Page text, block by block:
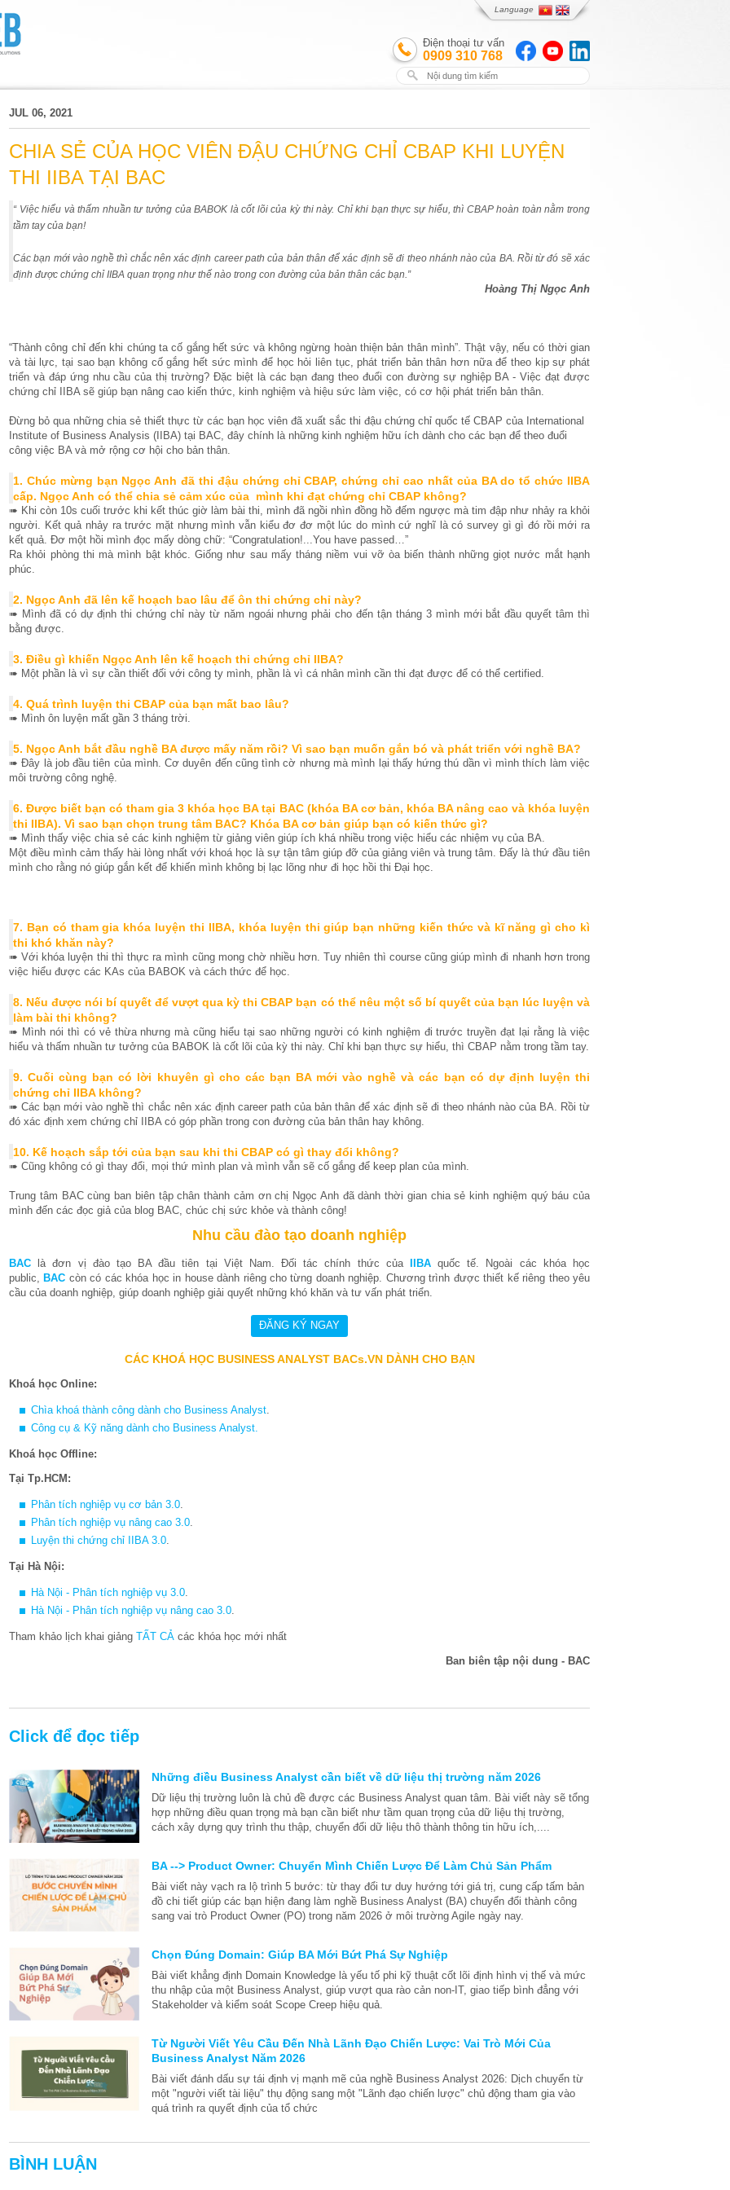
Language
Điện thoại tư vấn
0909 310 768
JUL 06, 2021
CHIA SẺ CỦA HỌC VIÊN ĐẬU CHỨNG CHỈ CBAP KHI LUYỆN
THI IIBA TẠI BAC
“ Việc hiểu và thấm nhuần tư tưởng của BABOK là cốt lõi của kỳ thi này. Chỉ khi bạn thực sự hiểu, thì CBAP hoàn toàn nằm trong
tầm tay của bạn!
Các bạn mới vào nghề thì chắc nên xác định career path của bản thân để xác định sẽ đi theo nhánh nào của BA. Rồi từ đó sẽ xác
định được chứng chỉ IIBA quan trọng như thế nào trong con đường của bản thân các bạn.”
Hoàng Thị Ngọc Anh
“Thành công chỉ đến khi chúng ta cố gắng hết sức và không ngừng hoàn thiện bản thân mình”. Thật vậy, nếu có thời gian
và tài lực, tại sao bạn không cố gắng hết sức mình để học hỏi liên tục, phát triển bản thân hơn nữa để theo kịp sự phát
triển và đáp ứng nhu cầu của thị trường? Đặc biệt là các bạn đang theo đuổi con đường sự nghiệp BA - Việc đạt được
chứng chỉ IIBA sẽ giúp bạn nâng cao kiến thức, kinh nghiệm và hiệu sức làm việc, có cơ hội phát triển bản thân.
Đừng bỏ qua những chia sẻ thiết thực từ các bạn học viên đã xuất sắc thi đậu chứng chỉ quốc tế CBAP của International
Institute of Business Analysis (IIBA) tại BAC, đây chính là những kinh nghiệm hữu ích dành cho các bạn để theo đuổi
công việc BA và mở rộng cơ hội cho bản thân.
1. Chúc mừng bạn Ngọc Anh đã thi đậu chứng chỉ CBAP, chứng chỉ cao nhất của BA do tổ chức IIBA
cấp. Ngọc Anh có thể chia sẻ cảm xúc của mình khi đạt chứng chỉ CBAP không?
➠ Khi còn 10s cuối trước khi kết thúc giờ làm bài thi, mình đã ngồi nhìn đồng hồ đếm ngược mà tim đập như nhảy ra khỏi
người. Kết quả nhảy ra trước mặt nhưng mình vẫn kiểu đơ đơ một lúc do mình cứ nghĩ là có survey gì gì đó rồi mới ra
kết quả. Đơ một hồi mình đọc mấy dòng chữ: “Congratulation!...You have passed…”
Ra khỏi phòng thi mà mình bật khóc. Giống như sau mấy tháng niềm vui vỡ òa biến thành những giọt nước mắt hạnh
phúc.
2. Ngọc Anh đã lên kế hoạch bao lâu để ôn thi chứng chỉ này?
➠ Mình đã có dự định thi chứng chỉ này từ năm ngoái nhưng phải cho đến tận tháng 3 mình mới bắt đầu quyết tâm thì
bằng được.
3. Điều gì khiến Ngọc Anh lên kế hoạch thi chứng chỉ IIBA?
➠ Một phần là vì sự cần thiết đối với công ty mình, phần là vì cá nhân mình cần thi đạt được để có thể certified.
4. Quá trình luyện thi CBAP của bạn mất bao lâu?
➠ Mình ôn luyện mất gần 3 tháng trời.
5. Ngọc Anh bắt đầu nghề BA được mấy năm rồi? Vì sao bạn muốn gắn bó và phát triển với nghề BA?
➠ Đây là job đầu tiên của mình. Cơ duyên đến cũng tình cờ nhưng mà mình lại thấy hứng thú dần vì mình thích làm việc
môi trường công nghệ.
6. Được biết bạn có tham gia 3 khóa học BA tại BAC (khóa BA cơ bản, khóa BA nâng cao và khóa luyện
thi IIBA). Vì sao bạn chọn trung tâm BAC? Khóa BA cơ bản giúp bạn có kiến thức gì?
➠ Mình thấy việc chia sẻ các kinh nghiệm từ giảng viên giúp ích khá nhiều trong việc hiểu các nhiệm vụ của BA.
Một điều mình cảm thấy hài lòng nhất với khoá học là sự tận tâm giúp đỡ của giảng viên và trung tâm. Đấy là thứ đầu tiên
mình cho rằng nó giúp gắn kết để khiến mình không bị lạc lõng như đi học hồi thi Đại học.
7. Bạn có tham gia khóa luyện thi IIBA, khóa luyện thi giúp bạn những kiến thức và kĩ năng gì cho kì
thi khó khăn này?
➠ Với khóa luyện thi thì thực ra mình cũng mong chờ nhiều hơn. Tuy nhiên thì course cũng giúp mình đi nhanh hơn trong
việc hiểu được các KAs của BABOK và cách thức để học.
8. Nếu được nói bí quyết để vượt qua kỳ thi CBAP bạn có thể nêu một số bí quyết của bạn lúc luyện và
làm bài thi không?
➠ Mình nói thì có vẻ thừa nhưng mà cũng hiểu tại sao những người có kinh nghiệm đi trước truyền đạt lại rằng là việc
hiểu và thấm nhuần tư tưởng của BABOK là cốt lõi của kỳ thi này. Chỉ khi bạn thực sự hiểu, thì CBAP nằm trong tầm tay.
9. Cuối cùng bạn có lời khuyên gì cho các bạn BA mới vào nghề và các bạn có dự định luyện thi
chứng chỉ IIBA không?
➠ Các bạn mới vào nghề thì chắc nên xác định career path của bản thân để xác định sẽ đi theo nhánh nào của BA. Rồi từ
đó xác định xem chứng chỉ IIBA có góp phần trong con đường của bản thân hay không.
10. Kế hoạch sắp tới của bạn sau khi thi CBAP có gì thay đổi không?
➠ Cũng không có gì thay đổi, mọi thứ mình plan và mình vẫn sẽ cố gắng để keep plan của mình.
Trung tâm BAC cùng ban biên tập chân thành cảm ơn chị Ngọc Anh đã dành thời gian chia sẻ kinh nghiệm quý báu của
mình đến các đọc giả của blog BAC, chúc chị sức khỏe và thành công!
Nhu cầu đào tạo doanh nghiệp
BAC là đơn vị đào tạo BA đầu tiên tại Việt Nam. Đối tác chính thức của IIBAquốc tế. Ngoài các khóa học
public, BAC còn có các khóa học in house dành riêng cho từng doanh nghiệp. Chương trình được thiết kế riêng theo yêu
cầu của doanh nghiệp, giúp doanh nghiệp giải quyết những khó khăn và tư vấn phát triển.
CÁC KHOÁ HỌC BUSINESS ANALYST BACs.VN DÀNH CHO BẠN
Khoá học Online:
Chìa khoá thành công dành cho Business Analyst.
Công cụ & Kỹ năng dành cho Business Analyst.
Khoá học Offline:
Tại Tp.HCM:
Phân tích nghiệp vụ cơ bản 3.0.
Phân tích nghiệp vụ nâng cao 3.0.
Luyện thi chứng chỉ IIBA 3.0.
Tại Hà Nội:
Hà Nội - Phân tích nghiệp vụ 3.0.
Hà Nội - Phân tích nghiệp vụ nâng cao 3.0.
Tham khảo lịch khai giảng TẤT CẢ các khóa học mới nhất
Ban biên tập nội dung - BAC
Click để đọc tiếp
Những điều Business Analyst cần biết về dữ liệu thị trường năm 2026
Dữ liệu thị trường luôn là chủ đề được các Business Analyst quan tâm. Bài viết này sẽ tổng
hợp những điều quan trọng mà bạn cần biết như tầm quan trọng của dữ liệu thị trường,
cách xây dựng quy trình thu thập, chuyển đổi dữ liệu thô thành thông tin hữu ích,....
BA --> Product Owner: Chuyển Mình Chiến Lược Để Làm Chủ Sản Phẩm
Bài viết này vạch ra lộ trình 5 bước: từ thay đổi tư duy hướng tới giá trị, cung cấp tấm bản
đồ chi tiết giúp các bạn hiện đang làm nghề Business Analyst (BA) chuyển đổi thành công
sang vai trò Product Owner (PO) trong năm 2026 ở môi trường Agile ngày nay.
Chọn Đúng Domain: Giúp BA Mới Bứt Phá Sự Nghiệp
Bài viết khẳng định Domain Knowledge là yếu tố phi kỹ thuật cốt lõi định hình vị thế và mức
thu nhập của một Business Analyst, giúp vượt qua rào cản non-IT, giao tiếp bình đẳng với
Stakeholder và kiểm soát Scope Creep hiệu quả.
Từ Người Viết Yêu Cầu Đến Nhà Lãnh Đạo Chiến Lược: Vai Trò Mới Của
Business Analyst Năm 2026
Bài viết đánh dấu sự tái định vị mạnh mẽ của nghề Business Analyst 2026: Dịch chuyển từ
một "người viết tài liệu" thụ động sang một "Lãnh đạo chiến lược" chủ động tham gia vào
quá trình ra quyết định của tổ chức
BÌNH LUẬN